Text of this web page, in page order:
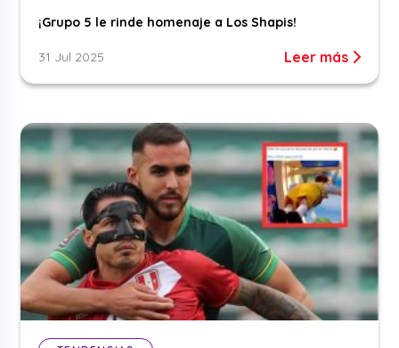
¡Grupo 5 le rinde homenaje a Los Shapis!
31 Jul 2025 Leer más